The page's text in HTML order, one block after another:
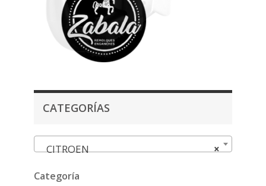
CATEGORÍAS
×
CITROEN
Categoría